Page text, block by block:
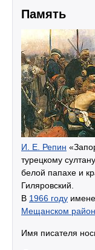
Память
И. Е. Репин
турецкому
белой папахе и
Гиляровский.
В 1966 году
Мещанском
Имя писателя